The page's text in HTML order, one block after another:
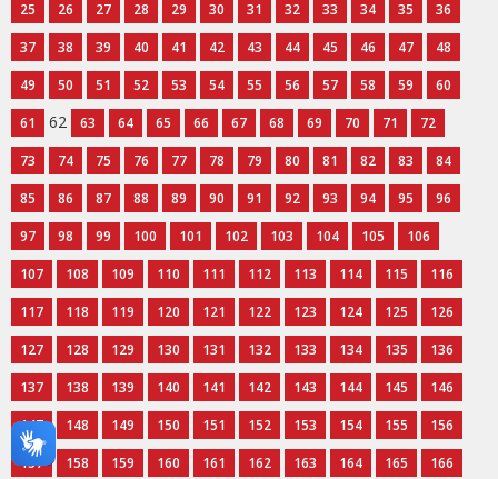
25
26 27 28 29 30 31 32 33 34 35
36
37
38 39 40 41 42 43 44 45 46 47
48
49
50 51 52 53 54 55 56 57 58 59
60
61
62 63 64 65 66 67 68 69 70 71
72
73
74 75 76 77 78 79 80 81 82 83
84
85
86 87 88 89 90 91 92 93 94 95
96
97
98 99 100 101 102 103 104 105
106
107
108 109 110 111 112 113 114 115
116
117
118 119 120 121 122 123 124 125
126
127
128 129 130 131 132 133 134 135
136
137
138 139 140 141 142 143 144 145
146
147
148 149 150 151 152 153 154 155
156
157
158 159 160 161 162 163 164 165
166